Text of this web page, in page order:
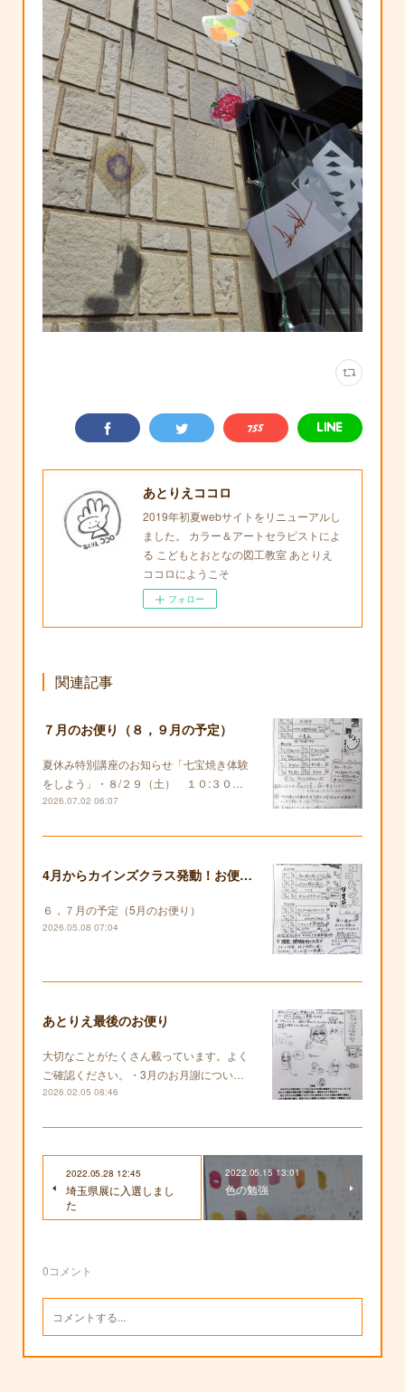
あとりえココロ
2019年初夏webサイトをリニューアルし
ました。 カラー＆アートセラピストによ
る こどもとおとなの図工教室 あとりえ
ココロにようこそ
フォロー
関連記事
７月のお便り（８，９月の予定）
夏休み特別講座のお知らせ「七宝焼き体験
をしよう」・８/２９（土） １０:３０…
2026.07.02 06:07
4月からカインズクラス発動！お便りも復活します！
６，７月の予定（5月のお便り）
2026.05.08 07:04
あとりえ最後のお便り
大切なことがたくさん載っています。よく
ご確認ください。・3月のお月謝につい…
2026.02.05 08:46
2022.05.28 12:45
埼玉県展に入選しまし
た
2022.05.15 13:01
色の勉強
0コメント